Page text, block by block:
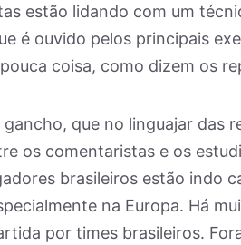
estão lidando com um
é ouvido pelos principais
coisa, como dizem os
que no linguajar das
os comentaristas e os
brasileiros estão indo
na Europa. Há
por times brasileiros.